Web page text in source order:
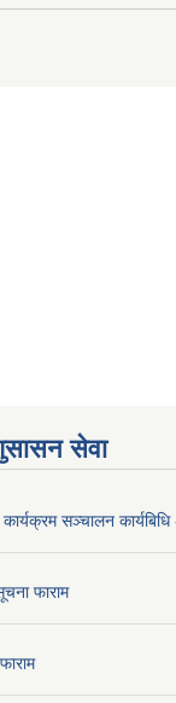
सेवा
कार्यक्रम सञ्चालन
फाराम